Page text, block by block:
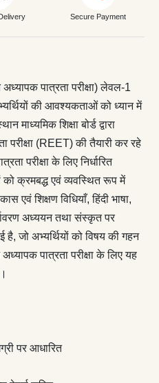
Secure Payment
पात्रता परीक्षा) लेवल-1
की आवश्यकताओं को ध्यान में
माध्यमिक शिक्षा बोर्ड द्वारा
परीक्षा (REET) की तैयारी कर रहे
परीक्षा के लिए निर्धारित
क्रमबद्ध एवं व्यवस्थित रूप में
एवं शिक्षण विधियाँ, हिंदी भाषा,
अध्ययन तथा संस्कृत पर
है, जो अभ्यर्थियों को विषय की गहन
पात्रता परीक्षा के लिए यह
पर आधारित